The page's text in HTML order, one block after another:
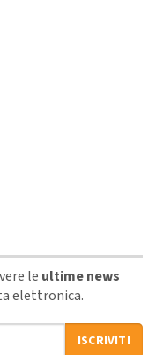
le ultime news
elettronica.
ISCRIVITI